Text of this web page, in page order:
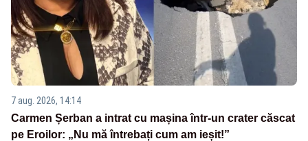
7 aug. 2026, 14:14
Carmen Șerban a intrat cu mașina într-un crater căscat
pe Eroilor: „Nu mă întrebați cum am ieșit!”